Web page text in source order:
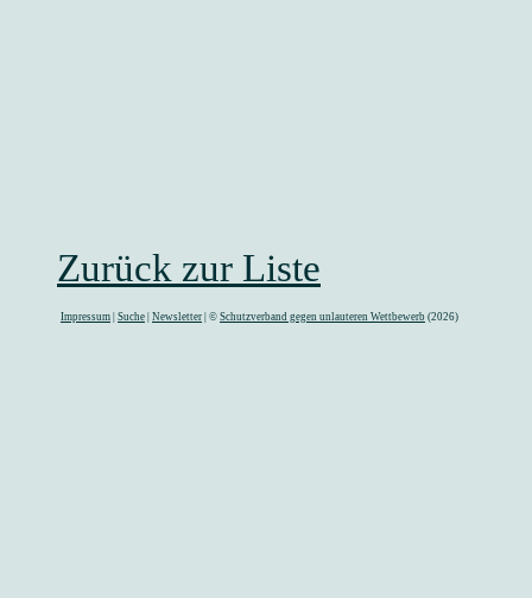
Zurück zur Liste
Impressum Suche Newsletter | © Schutzverband gegen unlauteren Wettbewerb (2026)